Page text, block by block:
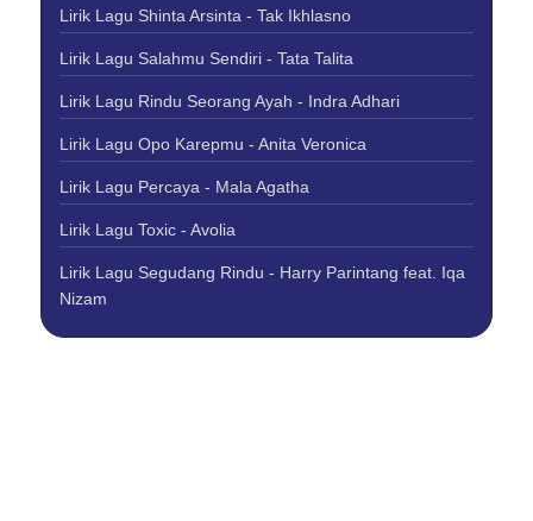
Lirik Lagu Shinta Arsinta - Tak Ikhlasno
Lirik Lagu Salahmu Sendiri - Tata Talita
Lirik Lagu Rindu Seorang Ayah - Indra Adhari
Lirik Lagu Opo Karepmu - Anita Veronica
Lirik Lagu Percaya - Mala Agatha
Lirik Lagu Toxic - Avolia
Lirik Lagu Segudang Rindu - Harry Parintang feat. Iqa
Nizam